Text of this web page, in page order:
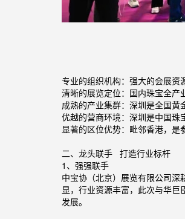
专业的组织机构：强大的会展资
清晰的展览定位：国内珠宝全产
成熟的产业集群：深圳是全国黄
优越的营商环境：深圳是中国珠
显著的区位优势：毗邻香港，是
二、龙头联手 打造行业标杆
1、强强联手
中宝协（北京）展览有限公司
显，行业资源丰富，此次与华
发展。